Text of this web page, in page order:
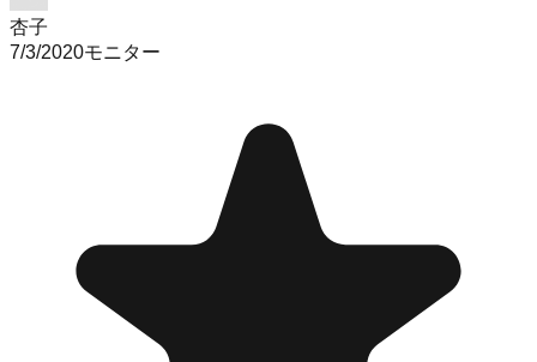
杏子
7/3/2020モニター